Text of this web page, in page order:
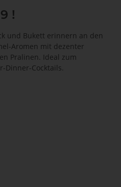
!
und Bukett erinnern an den
Aromen mit dezenter
Pralinen. Ideal zum
Dinner-Cocktails.